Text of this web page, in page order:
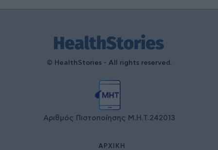
© HealthStories - All rights reserved.
Αριθμός Πιστοποίησης Μ.Η.Τ.242013
ΑΡΧΙΚΉ